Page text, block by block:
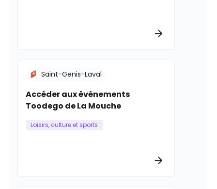
Accéder aux évènements
Toodego de La Mouche
Saint-Genis-Laval
Loisirs, culture et sports